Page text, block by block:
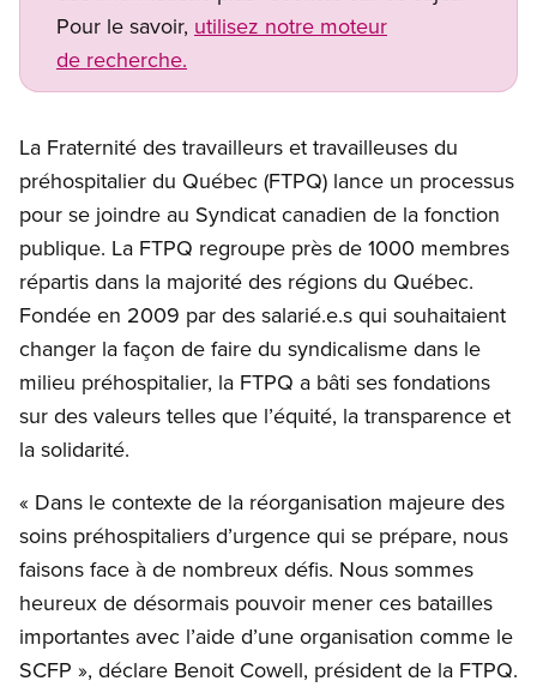
Pour le savoir, utilisez notre moteur
de recherche.
La Fraternité des travailleurs et travailleuses du
préhospitalier du Québec (FTPQ) lance un processus
pour se joindre au Syndicat canadien de la fonction
publique. La FTPQ regroupe près de 1000 membres
répartis dans la majorité des régions du Québec.
Fondée en 2009 par des salarié.e.s qui souhaitaient
changer la façon de faire du syndicalisme dans le
milieu préhospitalier, la FTPQ a bâti ses fondations
sur des valeurs telles que l’équité, la transparence et
la solidarité.
« Dans le contexte de la réorganisation majeure des
soins préhospitaliers d’urgence qui se prépare, nous
faisons face à de nombreux défis. Nous sommes
heureux de désormais pouvoir mener ces batailles
importantes avec l’aide d’une organisation comme le
SCFP », déclare Benoit Cowell, président de la FTPQ.